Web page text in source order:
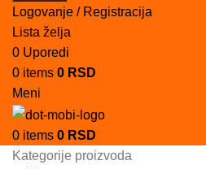
Logovanje / Registracija
Lista želja
0 Uporedi
0 items 0 RSD
Meni
0 items 0 RSD
Kategorije proizvoda